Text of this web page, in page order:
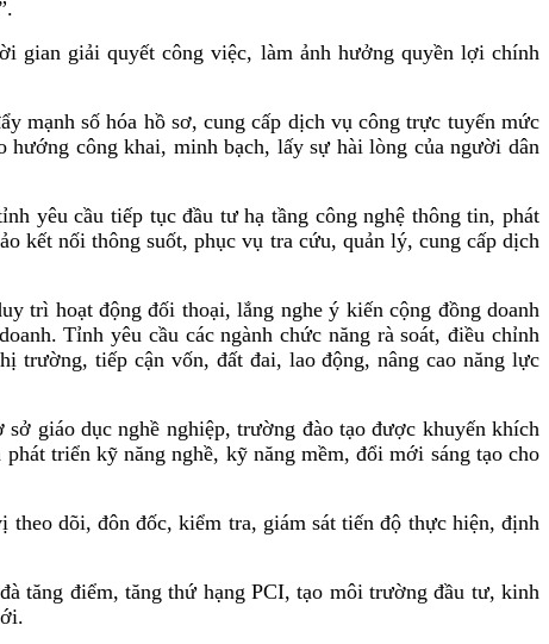
gian giải quyết công việc, làm ảnh hưởng quyền lợi chính
mạnh số hóa hồ sơ, cung cấp dịch vụ công trực tuyến mức
hướng công khai, minh bạch, lấy sự hài lòng của người dân
yêu cầu tiếp tục đầu tư hạ tầng công nghệ thông tin, phát
kết nối thông suốt, phục vụ tra cứu, quản lý, cung cấp dịch
trì hoạt động đối thoại, lắng nghe ý kiến cộng đồng doanh
Tỉnh yêu cầu các ngành chức năng rà soát, điều chỉnh
trường, tiếp cận vốn, đất đai, lao động, nâng cao năng lực
giáo dục nghề nghiệp, trường đào tạo được khuyến khích
triển kỹ năng nghề, kỹ năng mềm, đổi mới sáng tạo cho
dõi, đôn đốc, kiểm tra, giám sát tiến độ thực hiện, định
tăng điểm, tăng thứ hạng PCI, tạo môi trường đầu tư, kinh